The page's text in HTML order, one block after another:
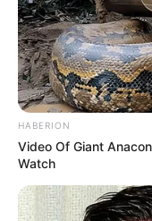
Motos
passo
HABERION
Video Of Giant
Watch